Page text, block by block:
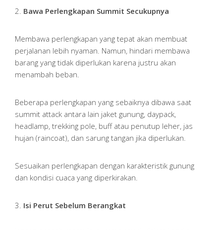
2. Bawa Perlengkapan Summit Secukupnya
Membawa perlengkapan yang tepat akan membuat
perjalanan lebih nyaman. Namun, hindari membawa
barang yang tidak diperlukan karena justru akan
menambah beban.
Beberapa perlengkapan yang sebaiknya dibawa saat
summit attack antara lain jaket gunung, daypack,
headlamp, trekking pole, buff atau penutup leher, jas
hujan (raincoat), dan sarung tangan jika diperlukan.
Sesuaikan perlengkapan dengan karakteristik gunung
dan kondisi cuaca yang diperkirakan.
3. Isi Perut Sebelum Berangkat